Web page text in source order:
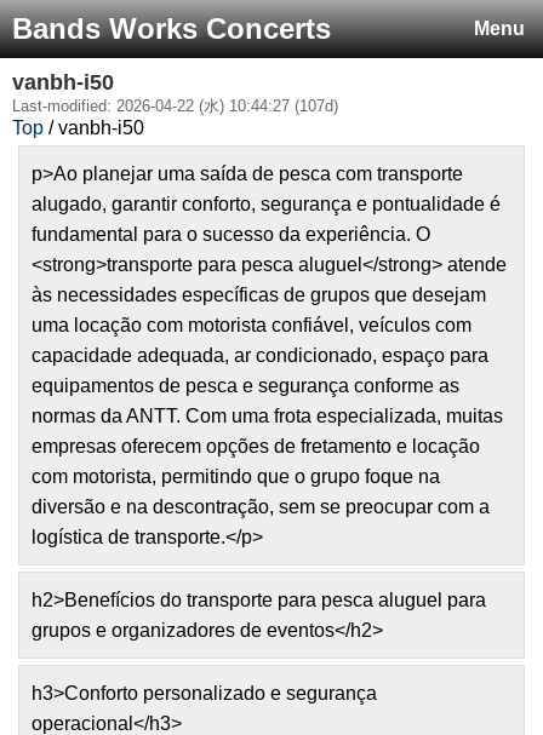
Menu
Bands Works Concerts
vanbh-i50
Last-modified: 2026-04-22 (水) 10:44:27 (107d)
Top / vanbh-i50
p>Ao planejar uma saída de pesca com transporte
alugado, garantir conforto, segurança e pontualidade é
fundamental para o sucesso da experiência. O
<strong>transporte para pesca aluguel</strong> atende
às necessidades específicas de grupos que desejam
uma locação com motorista confiável, veículos com
capacidade adequada, ar condicionado, espaço para
equipamentos de pesca e segurança conforme as
normas da ANTT. Com uma frota especializada, muitas
empresas oferecem opções de fretamento e locação
com motorista, permitindo que o grupo foque na
diversão e na descontração, sem se preocupar com a
logística de transporte.</p>
h2>Benefícios do transporte para pesca aluguel para
grupos e organizadores de eventos</h2>
h3>Conforto personalizado e segurança
operacional</h3>